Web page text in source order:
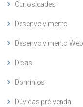
Curiosidades
Desenvolvimento
Desenvolvimento Web
Dicas
Domínios
Dúvidas pré-venda